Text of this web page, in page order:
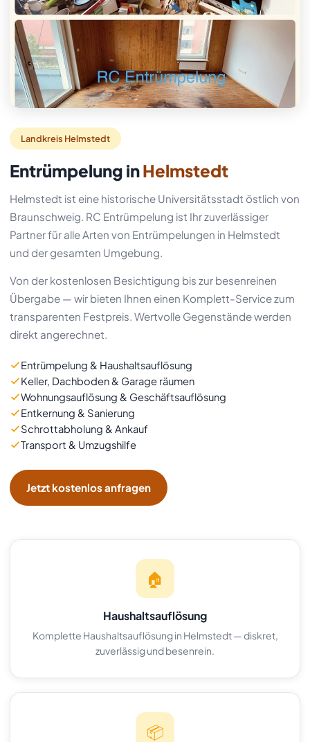
Landkreis Helmstedt
Entrümpelung inHelmstedt
Helmstedt ist eine historische Universitätsstadt östlich von
Braunschweig. RC Entrümpelung ist Ihr zuverlässiger
Partner für alle Arten von Entrümpelungen in Helmstedt
und der gesamten Umgebung.
Von der kostenlosen Besichtigung bis zur besenreinen
Übergabe — wir bieten Ihnen einen Komplett-Service zum
transparenten Festpreis. Wertvolle Gegenstände werden
direkt angerechnet.
Entrümpelung & Haushaltsauflösung
Keller, Dachboden & Garage räumen
Wohnungsauflösung & Geschäftsauflösung
Entkernung & Sanierung
Schrottabholung & Ankauf
Transport & Umzugshilfe
Jetzt kostenlos anfragen
🏠
Haushaltsauflösung
Komplette Haushaltsauflösung in Helmstedt — diskret,
zuverlässig und besenrein.
📦